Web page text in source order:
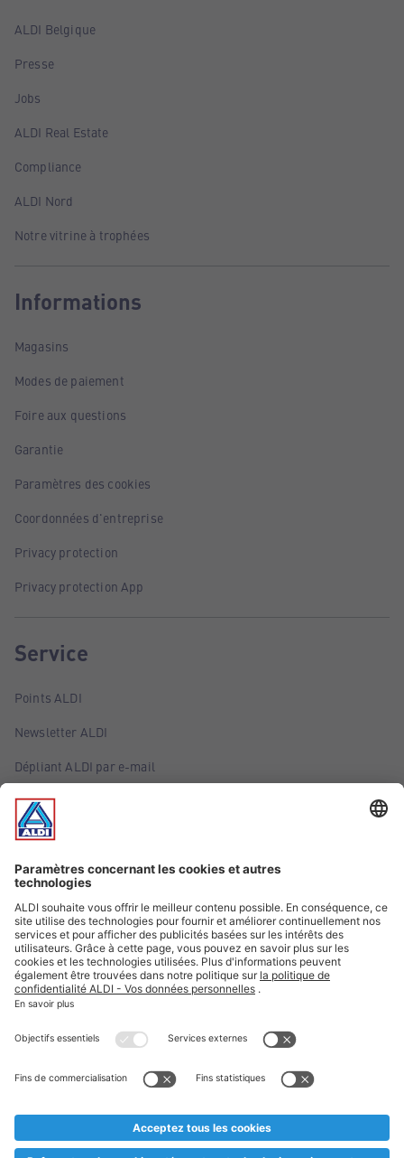
ALDI Belgique
Presse
Jobs
ALDI Real Estate
Compliance
ALDI Nord
Notre vitrine à trophées
Informations
Magasins
Modes de paiement
Foire aux questions
Garantie
Paramètres des cookies
Coordonnées d'entreprise
Privacy protection
Privacy protection App
Service
Points ALDI
Newsletter ALDI
Dépliant ALDI par e-mail
Offres
Infos essentielles
Suivez ALDI Belgique
Textes marqués d'un astérisque et mentions légales
* Nous vendons ces articles temporairement et jusqu'à
au cas où, malgré le planning bien étudié, nous serions
prématurément en rupture de stock. Prix Recupel et TVA incl.
** Sur ce site, l’utilisation de la forme masculine a été adoptée